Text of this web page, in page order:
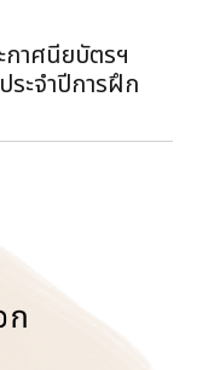
าศนียบัตรฯ
ะจำปีการฝึก